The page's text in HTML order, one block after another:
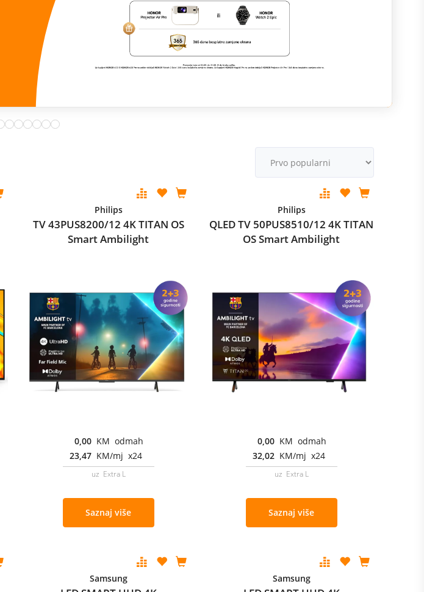
Philips
TV 43PUS8200/12 4K TITAN OS
Smart Ambilight
0,00 KM odmah
23,47 KM/mj x24
uz Extra L
Saznaj više
Philips
QLED TV 50PUS8510/12 4K TITAN
OS Smart Ambilight
0,00 KM odmah
32,02 KM/mj x24
uz Extra L
Saznaj više
Samsung Samsung